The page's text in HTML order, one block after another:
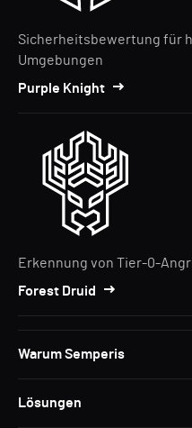
Sicherheitsbewertung für
Umgebungen
Purple Knight
Erkennung von Tier-0-
Forest Druid
Warum Semperis
Lösungen